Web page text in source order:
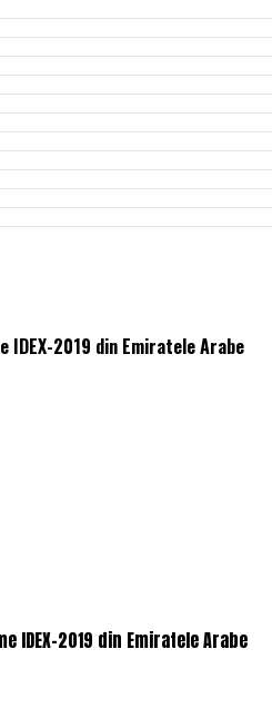
IDEX-2019 din Emiratele Arabe
IDEX-2019 din Emiratele Arabe